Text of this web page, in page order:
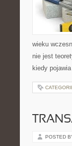
wieku
nie jest
kiedy
POSTED